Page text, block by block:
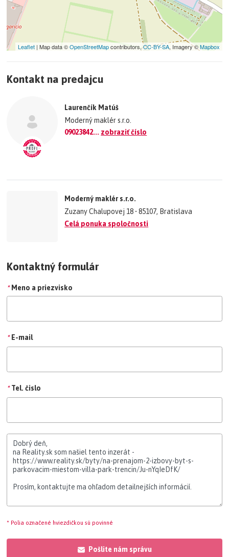
Nájomnej zmluvy a Preberacieho protokolu. Všetky ďalšie
informácie Vám radi poskytnem pri osobnej prehliadke alebo
telefonicky.
Matúš Laurenčík – 0902384244
−
Leaflet| Map data ©OpenStreetMapcontributors,CC-BY-SA, Imagery ©Mapbox
Kontakt na predajcu
Laurenčík Matúš
Moderný maklér s.r.o.
09023842... zobraziť číslo
Moderný maklér s.r.o.
Zuzany Chalupovej 18 • 85107, Bratislava
Celá ponuka spoločnosti
Kontaktný formulár
* Meno a priezvisko
* E-mail
* Tel. čislo
* Polia označené hviezdičkou sú povinné
Pošlite nám správu